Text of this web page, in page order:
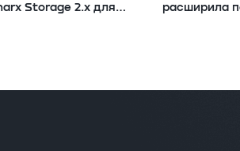
Storage 2.x для
расширила